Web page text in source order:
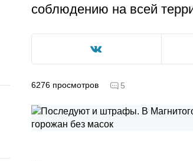
соблюдению на всей
6276 просмотров 5